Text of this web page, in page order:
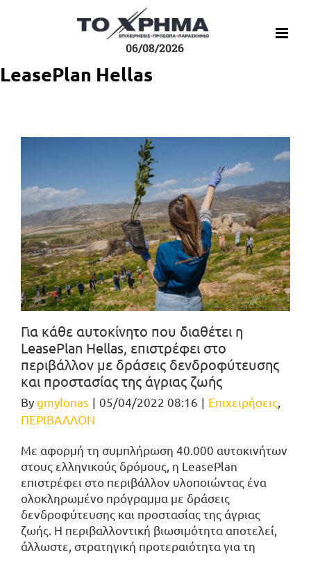
06/08/2026
LeasePlan Hellas
Για κάθε αυτοκίνητο που διαθέτει η
LeasePlan Hellas, επιστρέφει στο
περιβάλλον με δράσεις δενδροφύτευσης
και προστασίας της άγριας ζωής
Bygmylonas | 05/04/2022 08:16 | Επιχειρήσεις,
ΠΕΡΙΒΑΛΛΟΝ
Με αφορμή τη συμπλήρωση 40.000 αυτοκινήτων
στους ελληνικούς δρόμους, η LeasePlan
επιστρέφει στο περιβάλλον υλοποιώντας ένα
ολοκληρωμένο πρόγραμμα με δράσεις
δενδροφύτευσης και προστασίας της άγριας
ζωής. Η περιβαλλοντική βιωσιμότητα αποτελεί,
άλλωστε, στρατηγική προτεραιότητα για τη